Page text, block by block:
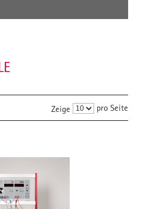
Zeige pro Seite